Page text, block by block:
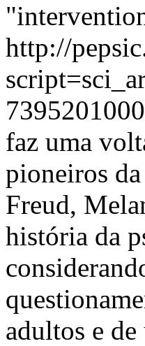
http://
faz uma
pioneiros
Freud,
história da
adultos e